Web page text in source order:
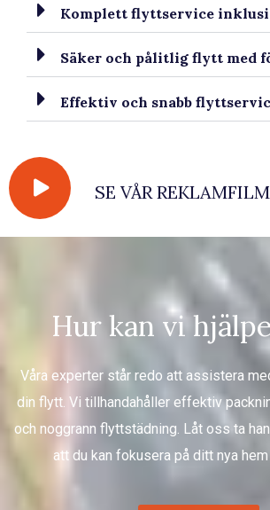
Komplett flyttservice
Säker och pålitlig flytt med
Effektiv och snabb
SE VÅR
Hur kan vi
Våra experter står redo att assistera
din flytt. Vi tillhandahåller effektiv
och noggrann flyttstädning. Låt oss ta
att du kan fokusera på ditt nya